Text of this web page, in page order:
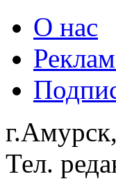
О нас
Тел.